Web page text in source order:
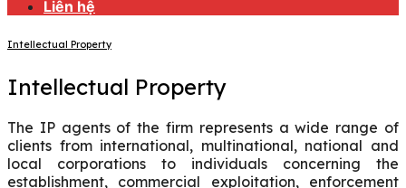
Liên hệ
Intellectual Property
Intellectual Property
The IP agents of the firm represents a wide range of
clients from international, multinational, national and
local corporations to individuals concerning the
establishment, commercial exploitation, enforcement